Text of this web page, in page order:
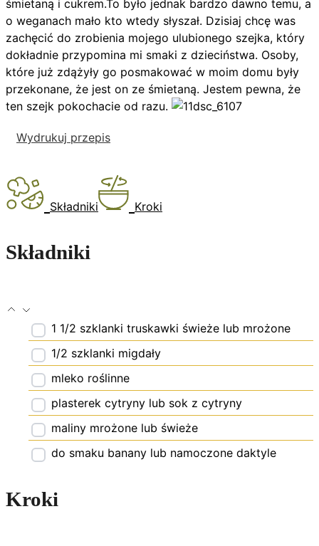
śmietaną i cukrem.To było jednak bardzo dawno temu, a
o weganach mało kto wtedy słyszał. Dzisiaj chcę was
zachęcić do zrobienia mojego ulubionego szejka, który
dokładnie przypomina mi smaki z dzieciństwa. Osoby,
które już zdążyły go posmakować w moim domu były
przekonane, że jest on ze śmietaną. Jestem pewna, że
ten szejk pokochacie od razu.
Wydrukuj przepis
Składniki Kroki
Składniki
1 1/2 szklanki truskawki świeże lub mrożone
1/2 szklanki migdały
mleko roślinne
plasterek cytryny lub sok z cytryny
maliny mrożone lub świeże
do smaku banany lub namoczone daktyle
Kroki